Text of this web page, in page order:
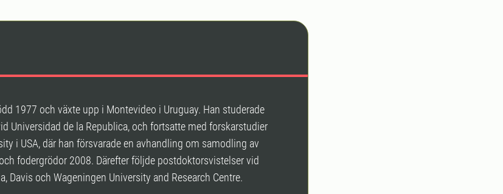
1977 och växte upp i Montevideo i Uruguay. Han studerade
Universidad de la Republica, och fortsatte med forskarstudier
i USA, där han försvarade en avhandling om samodling av
fodergrödor 2008. Därefter följde postdoktorsvistelser vid
Davis och Wageningen University and Research Centre.